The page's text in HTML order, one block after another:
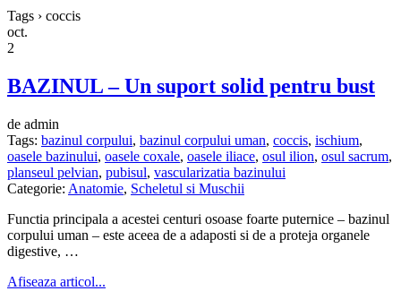
Tags › coccis
oct.
2
BAZINUL – Un suport solid pentru bust
de admin
Tags: bazinul corpului, bazinul corpului uman, coccis, ischium,
oasele bazinului, oasele coxale, oasele iliace, osul ilion, osul sacrum,
planseul pelvian, pubisul, vascularizatia bazinului
Categorie: Anatomie, Scheletul si Muschii
Functia principala a acestei centuri osoase foarte puternice – bazinul
corpului uman – este aceea de a adaposti si de a proteja organele
digestive, …
Afiseaza articol...